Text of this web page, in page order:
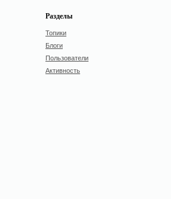
Разделы
Топики
Блоги
Пользователи
Активность